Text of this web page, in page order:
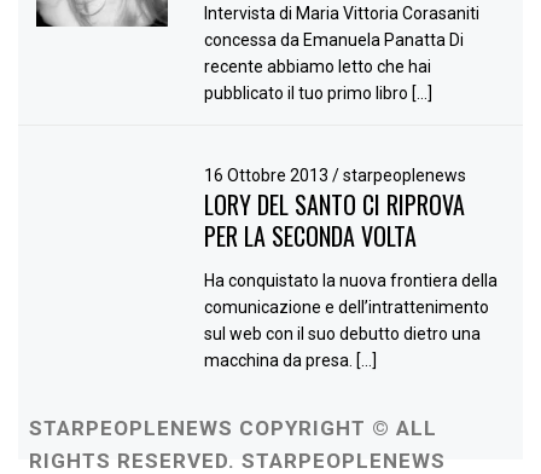
Intervista di Maria Vittoria Corasaniti
concessa da Emanuela Panatta Di
recente abbiamo letto che hai
pubblicato il tuo primo libro […]
16 Ottobre 2013/ starpeoplenews
LORY DEL SANTO CI RIPROVA
PER LA SECONDA VOLTA
Ha conquistato la nuova frontiera della
comunicazione e dell’intrattenimento
sul web con il suo debutto dietro una
macchina da presa. […]
STARPEOPLENEWS COPYRIGHT © ALL
RIGHTS RESERVED. STARPEOPLENEWS